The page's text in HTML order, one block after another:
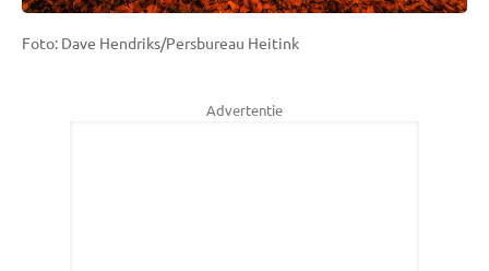
Foto: Dave Hendriks/Persbureau Heitink
Advertentie